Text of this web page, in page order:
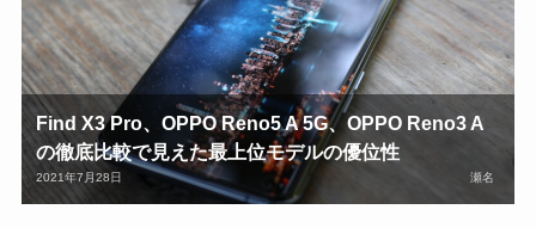
Find X3 Pro、OPPO Reno5 A 5G、OPPO Reno3 A
の徹底比較で見えた最上位モデルの優位性
2021年7月28日 瀬名